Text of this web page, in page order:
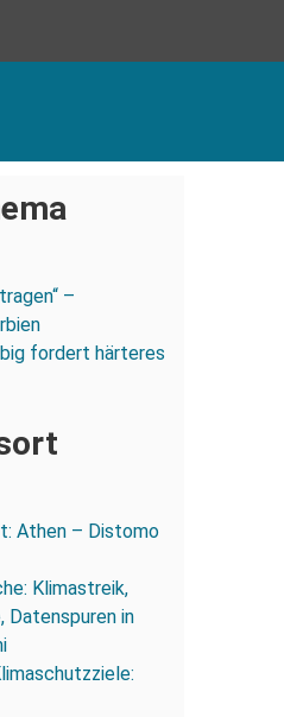
–
fordert härteres
Athen – Distomo
Klimastreik,
Datenspuren in